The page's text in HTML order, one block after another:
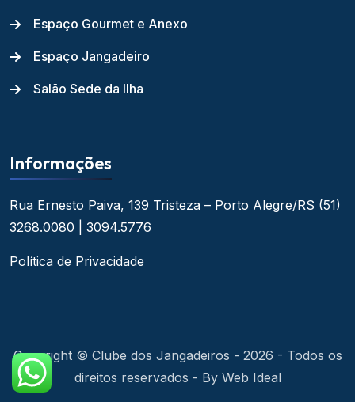
Espaço Gourmet e Anexo
Espaço Jangadeiro
Salão Sede da Ilha
Informações
Rua Ernesto Paiva, 139 Tristeza – Porto Alegre/RS (51)
3268.0080 | 3094.5776
Política de Privacidade
Copyright © Clube dos Jangadeiros - 2026 - Todos os
direitos reservados - By Web Ideal